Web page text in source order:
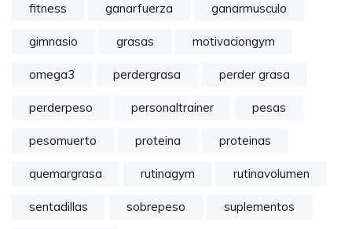
fitness ganarfuerza ganarmusculo
gimnasio grasas motivaciongym
omega3 perdergrasa perder grasa
perderpeso personaltrainer pesas
pesomuerto proteina proteinas
quemargrasa rutinagym rutinavolumen
sentadillas sobrepeso suplementos